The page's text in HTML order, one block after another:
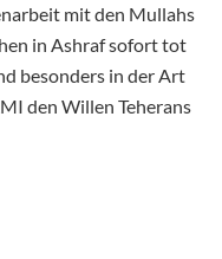
mit den Mullahs
in Ashraf sofort tot
besonders in der Art
den Willen Teherans